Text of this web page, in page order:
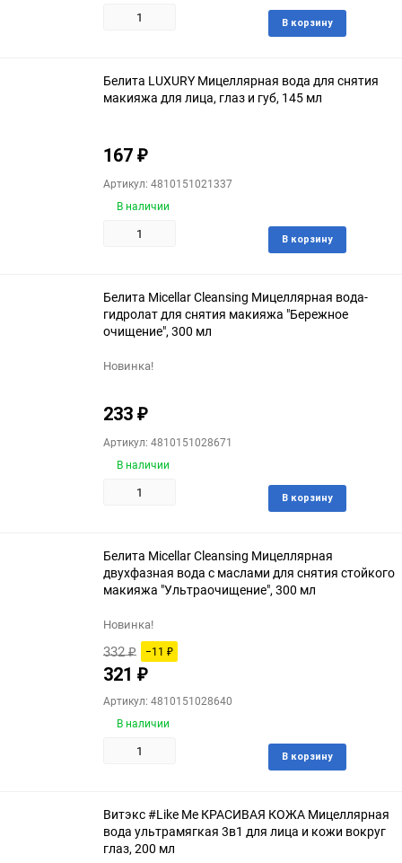
В корзину
Белита LUXURY Мицеллярная вода для снятия
макияжа для лица, глаз и губ, 145 мл
167 ₽
Артикул: 4810151021337
В наличии
В корзину
Белита Micellar Cleansing Мицеллярная вода-
гидролат для снятия макияжа "Бережное
очищение", 300 мл
Новинка!
233 ₽
Артикул: 4810151028671
В наличии
В корзину
Белита Micellar Cleansing Мицеллярная
двухфазная вода с маслами для снятия стойкого
макияжа "Ультраочищение", 300 мл
Новинка!
332₽ −11 ₽
321 ₽
Артикул: 4810151028640
В наличии
В корзину
Витэкс #Like Me КРАСИВАЯ КОЖА Мицеллярная
вода ультрамягкая 3в1 для лица и кожи вокруг
глаз, 200 мл